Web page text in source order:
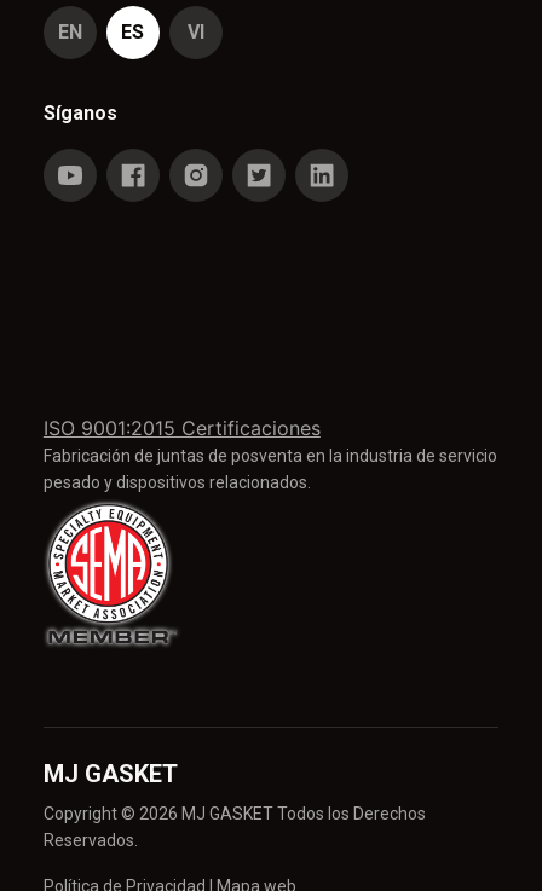
ISO 9001:2015 Certificaciones
Fabricación de juntas de posventa en la industria de servicio
pesado y dispositivos relacionados.
EN ES VI
Síganos
MJ GASKET
Copyright © 2026 MJ GASKET Todos los Derechos
Reservados.
Política de Privacidad Mapa web